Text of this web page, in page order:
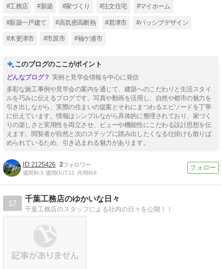
#工務店 #新築 #家づくり #注文住宅 #マイホーム
#新築一戸建て #高気密高断熱 #君津市 #パッシブデザイン
#木更津市 #市原市 #袖ケ浦市
このブログのここがポイント
実例と見学会情報を中心に発信
多彩な施工事例や見学会の案内を通じて、建築へのこだわりと生活スタイ
ルを巧みに伝えるブログです。写真や動画を活用し、自然や都市の魅力を
引き出しながら、実際の住まいの提案とそれにまつわるエピソードを丁寧
に伝えています。情報はシンプルながら具体的に整理されており、家づく
りの楽しさと実用性を両立させ、ビューや機能性にこだわる設計思想を伝
えます。閲覧者が自然と次のステップに踏み出したくなる仕掛けも散りば
められているため、引き込まれる魅力があります。
2125426 2
週間IN:3 週間OUT:21 月間IN:6
17
千葉工務店のゆかいな日々
千葉工務店のスタッフによる社内の日々を公開！！